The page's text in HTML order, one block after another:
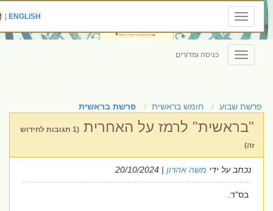
Toggle
navigation
ENGLISH
|
Toggle
navigation
כניסה ומדורים
פרשת שבוע חומש בראשית פרשת בראשית
"בראשית" לרמז על האחרית
(1 תגובות לחידוש
זה)
נכתב על ידימשה אהרון| 20/10/2024
בס"ד.